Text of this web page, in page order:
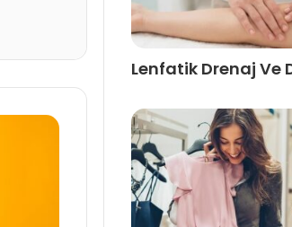
Lenfatik Drenaj Ve